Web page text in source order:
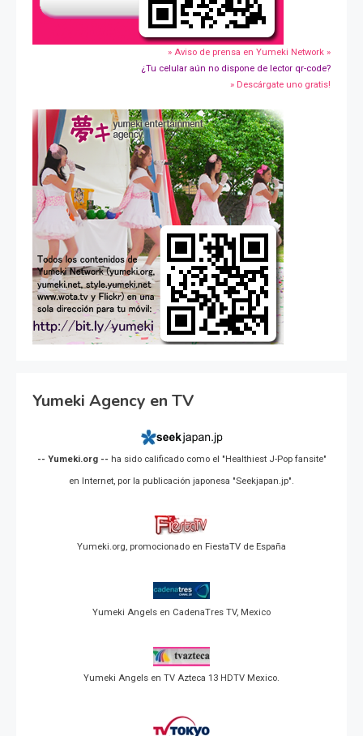
» Aviso de prensa en Yumeki Network »
¿Tu celular aún no dispone de lector qr-code?
» Descárgate uno gratis!
Yumeki Agency en TV
-- Yumeki.org -- ha sido calificado como el "Healthiest J-Pop fansite"
en Internet, por la publicación japonesa "Seekjapan.jp".
Yumeki.org, promocionado en FiestaTV de España
Yumeki Angels en CadenaTres TV, Mexico
Yumeki Angels en TV Azteca 13 HDTV Mexico.